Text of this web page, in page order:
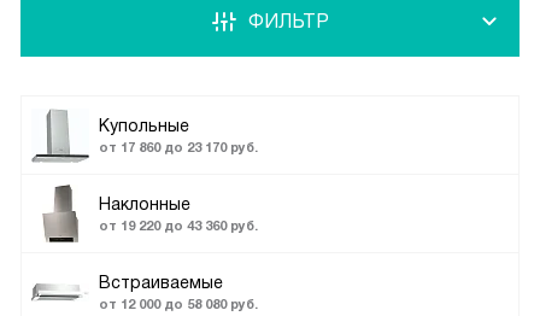
Купольные
от 17 860 до 23 170 руб.
Наклонные
от 19 220 до 43 360 руб.
Встраиваемые
от 12 000 до 58 080 руб.
ФИЛЬТР